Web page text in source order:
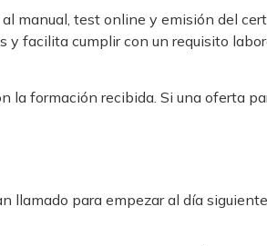
manual, test online y emisión del
y facilita cumplir con un requisito
la formación recibida. Si una oferta
llamado para empezar al día